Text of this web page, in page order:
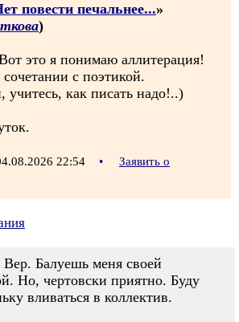
повести печальнее...»
)
это я понимаю аллитерация!
с поэтикой.
как писать надо!..)
22:54 •
Заявить о
Балуешь меня своей
Но, чертовски приятно. Буду
вливаться в коллектив.